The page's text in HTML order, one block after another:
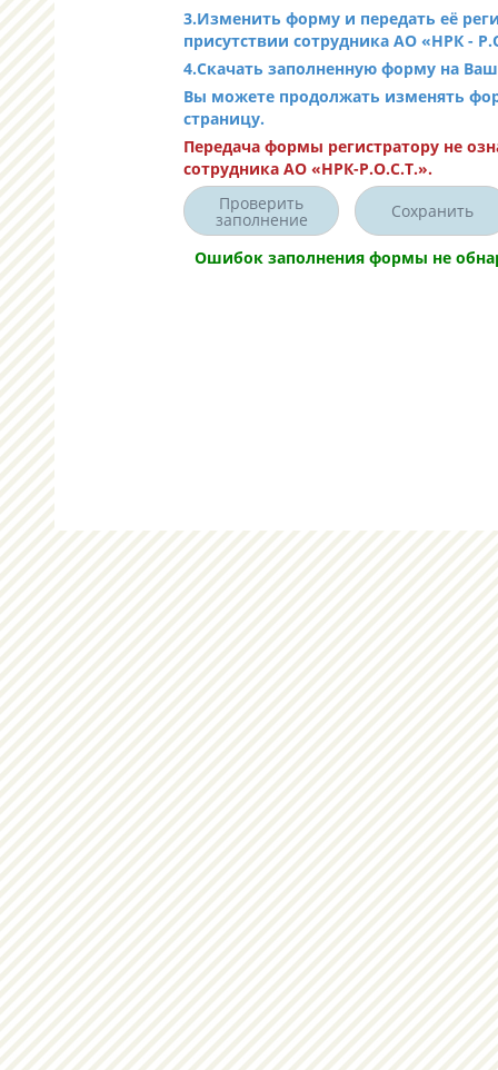
3.Изменить форму и передать её
присутствии сотрудника АО «НРК -
4.Скачать заполненную форму на
Вы можете продолжать изменять
страницу.
Передача формы регистратору не
сотрудника АО «НРК-Р.О.С.Т.».
Проверить
заполнение Сохранить
Ошибок заполнения формы не